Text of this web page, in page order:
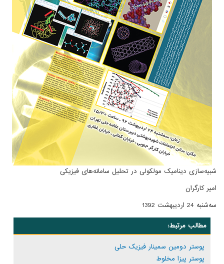
شبیه‌سازی دینامیک مولکولی در تحلیل سامانه‌های فیزیکی
امیر کارگران
سه‌شنبه 24 اردیبهشت 1392
مطالب مرتبط:
پوستر دومین سمینار فیزیک حلی
پوستر پیزا مخلوط